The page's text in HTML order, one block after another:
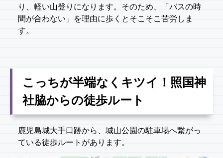
り、軽い山登りになります。そのため、「バスの時
間が合わない」を理由に歩くとそこそこ苦労しま
す。
こっちが半端なくキツイ！照国神
社脇からの徒歩ルート
鹿児島城大手口跡から、城山公園の駐車場へ繋がっ
ている徒歩ルートがあります。